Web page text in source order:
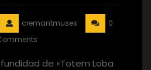
cremantmuses
0
de «Totem Loba